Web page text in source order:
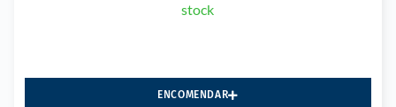
stock
ENCOMENDAR